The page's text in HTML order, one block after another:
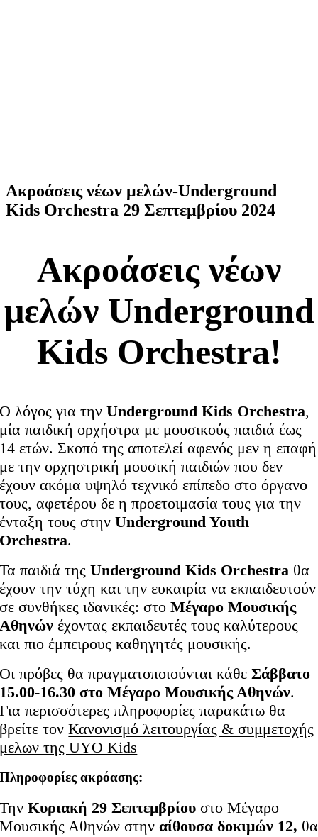
Ακροάσεις νέων μελών-Underground
Kids Orchestra 29 Σεπτεμβρίου 2024
Ακροάσεις νέων
μελών Underground
Kids Orchestra!
Ο λόγος για τηνUnderground Kids Orchestra,
μία παιδική ορχήστρα με μουσικούς παιδιά έως
14 ετών. Σκοπό της αποτελεί αφενός μεν η επαφή
με την ορχηστρική μουσική παιδιών που δεν
έχουν ακόμα υψηλό τεχνικό επίπεδο στο όργανο
τους, αφετέρου δε η προετοιμασία τους για την
ένταξη τους στηνUnderground Youth
Orchestra.
Τα παιδιά τηςUnderground Kids Orchestra θα
έχουν την τύχη και την ευκαιρία να εκπαιδευτούν
σε συνθήκες ιδανικές: στοΜέγαρο Μουσικής
Αθηνών έχοντας εκπαιδευτές τους καλύτερους
και πιο έμπειρους καθηγητές μουσικής.
Οι πρόβες θα πραγματοποιούνται κάθεΣάββατο
15.00-16.30 στο Μέγαρο Μουσικής Αθηνών.
Για περισσότερες πληροφορίες παρακάτω θα
βρείτε τονΚανονισμό λειτουργίας & συμμετοχής
μελων της UYO Kids
Πληροφορίες ακρόασης:
ΤηνΚυριακή 29 Σεπτεμβρίου στο Μέγαρο
Μουσικής Αθηνών στηναίθουσα δοκιμών 12, θα